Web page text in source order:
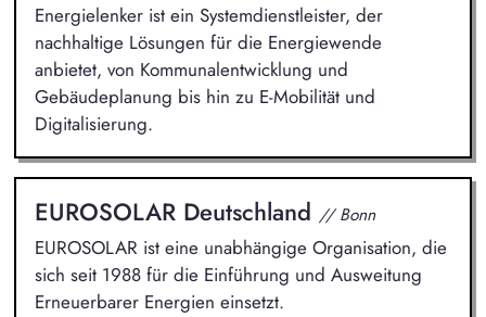
Energielenker ist ein Systemdienstleister, der
nachhaltige Lösungen für die Energiewende
anbietet, von Kommunalentwicklung und
Gebäudeplanung bis hin zu E-Mobilität und
Digitalisierung.
EUROSOLAR Deutschland // Bonn
EUROSOLAR ist eine unabhängige Organisation, die
sich seit 1988 für die Einführung und Ausweitung
Erneuerbarer Energien einsetzt.